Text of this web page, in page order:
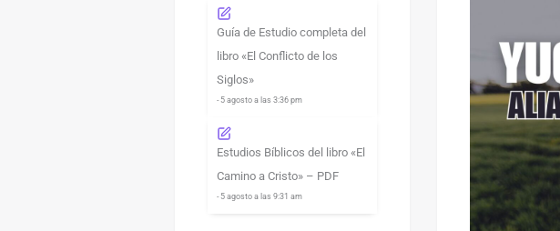
Guía de Estudio completa del
libro «El Conflicto de los
Siglos»
- 5 agosto a las 3:36 pm
Estudios Bíblicos del libro «El
Camino a Cristo» – PDF
- 5 agosto a las 9:31 am